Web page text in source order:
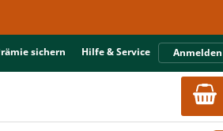
sichern Hilfe & Service